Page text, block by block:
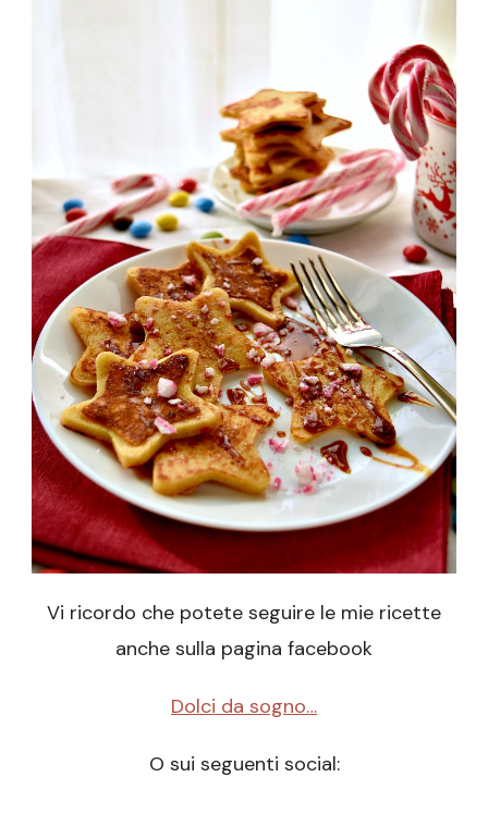
Vi ricordo che potete seguire le mie ricette
anche sulla pagina facebook
Dolci da sogno…
O sui seguenti social: